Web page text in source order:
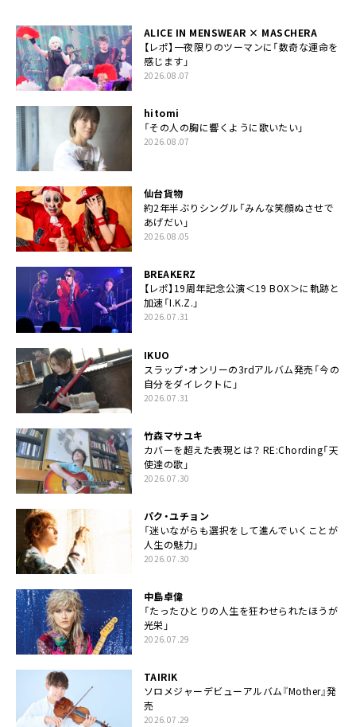
ALICE IN MENSWEAR × MASCHERA
【レポ】一夜限りのツーマンに「数奇な運命を
感じます」
2026.08.07
hitomi
「その人の胸に響くように歌いたい」
2026.08.07
仙台貨物
約2年半ぶりシングル「みんな笑顔ぬさせで
あげだい」
2026.08.05
BREAKERZ
【レポ】19周年記念公演＜19 BOX＞に軌跡と
加速「I.K.Z.」
2026.07.31
IKUO
スラップ・オンリーの3rdアルバム発売「今の
自分をダイレクトに」
2026.07.31
竹森マサユキ
カバーを超えた表現とは？ RE:Chording「天
使達の歌」
2026.07.30
パク・ユチョン
「迷いながらも選択をして進んでいくことが
人生の魅力」
2026.07.30
中島卓偉
「たったひとりの人生を狂わせられたほうが
光栄」
2026.07.29
TAIRIK
ソロメジャーデビューアルバム『Mother』発
売
2026.07.29